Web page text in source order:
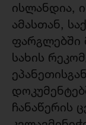
ისლანდია,
ამასთან,
ფარგლებში
სახის
ჩანაწერის